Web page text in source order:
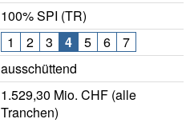
100% SPI (TR)
1 2 3 4 5 6
7
ausschüttend
1.529,30 Mio. CHF (alle
Tranchen)